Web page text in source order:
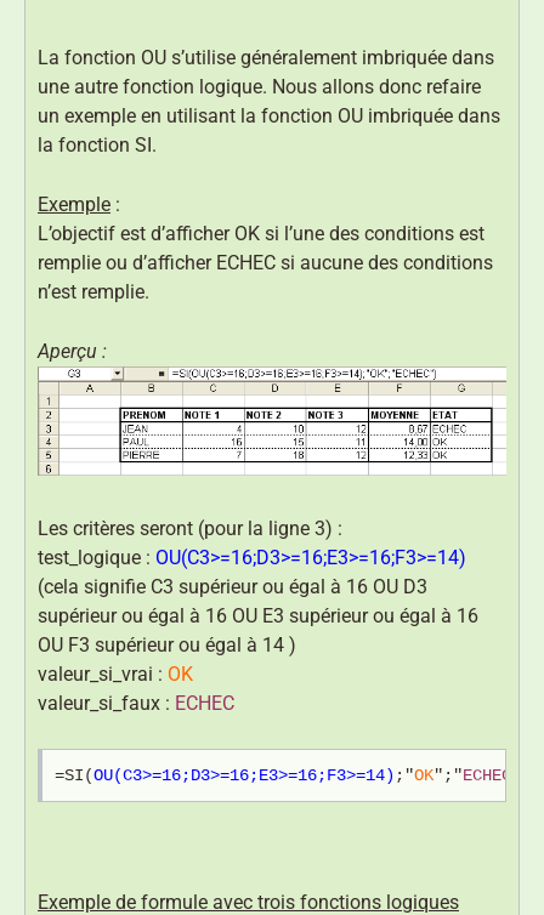
La fonction OU s’utilise généralement imbriquée dans
une autre fonction logique. Nous allons donc refaire
un exemple en utilisant la fonction OU imbriquée dans
la fonction SI.
Exemple :
L’objectif est d’afficher OK si l’une des conditions est
remplie ou d’afficher ECHEC si aucune des conditions
n’est remplie.
Aperçu :
Les critères seront (pour la ligne 3) :
test_logique : OU(C3>=16;D3>=16;E3>=16;F3>=14)
(cela signifie C3 supérieur ou égal à 16 OU D3
supérieur ou égal à 16 OU E3 supérieur ou égal à 16
OU F3 supérieur ou égal à 14 )
valeur_si_vrai : OK
valeur_si_faux : ECHEC
=SI(OU(C3>=16;D3>=16;E3>=16;F3>=14) ;"OK";"ECHEC
Exemple de formule avec trois fonctions logiques